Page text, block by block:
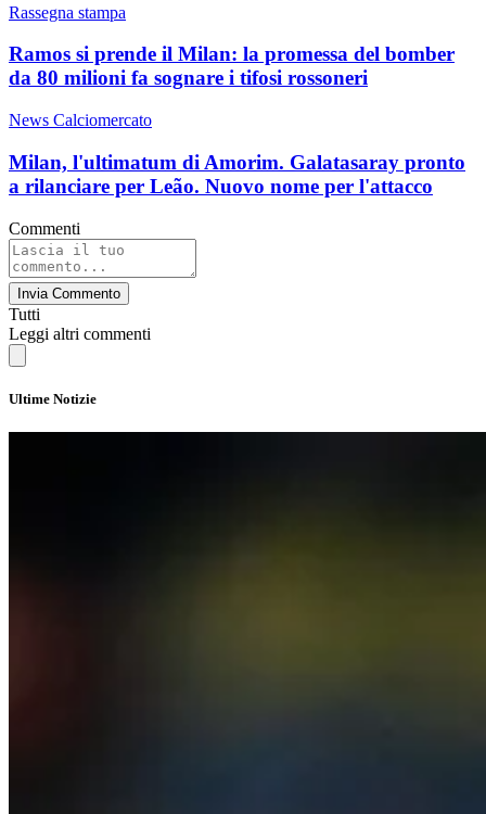
Rassegna stampa
Ramos si prende il Milan: la promessa del bomber
da 80 milioni fa sognare i tifosi rossoneri
News Calciomercato
Milan, l'ultimatum di Amorim. Galatasaray pronto
a rilanciare per Leão. Nuovo nome per l'attacco
Commenti
Invia Commento
Tutti
Leggi altri commenti
Ultime Notizie